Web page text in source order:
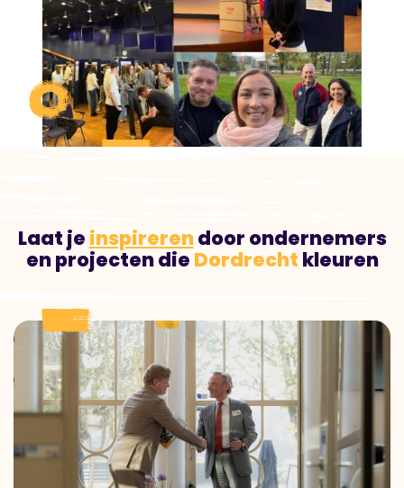
Laat je inspirerendoor ondernemers
en projecten die Dordrecht kleuren